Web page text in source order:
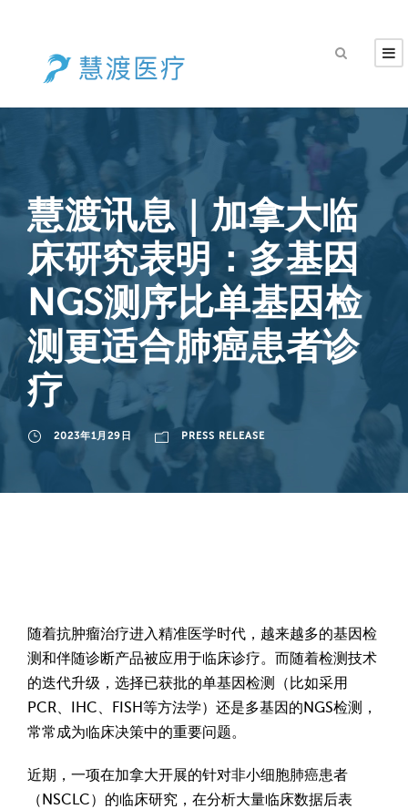
慧渡讯息｜加拿大临
床研究表明：多基因
NGS测序比单基因检
测更适合肺癌患者诊
疗
2023年1月29日 PRESS RELEASE
随着抗肿瘤治疗进入精准医学时代，越来越多的基因检
测和伴随诊断产品被应用于临床诊疗。而随着检测技术
的迭代升级，选择已获批的单基因检测（比如采用
PCR、IHC、FISH等方法学）还是多基因的NGS检测，
常常成为临床决策中的重要问题。
近期，一项在加拿大开展的针对非小细胞肺癌患者
（NSCLC）的临床研究，在分析大量临床数据后表